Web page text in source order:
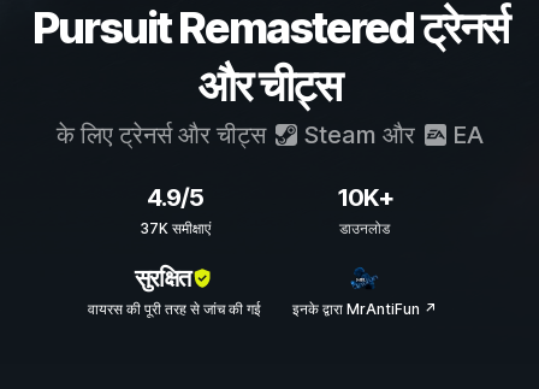
Pursuit Remastered ट्रेनर्स
और चीट्स
के लिए ट्रेनर्स और चीट्स Steam और EA
4.9/5
37K समीक्षाएं
10K+
डाउनलोड
सुरक्षित
वायरस की पूरी तरह से जांच की गई इनके द्वारा MrAntiFun ↗